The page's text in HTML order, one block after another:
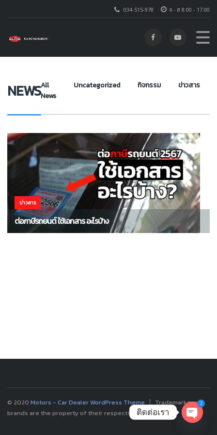
จ - ส 8.00 - 17.00
034-515-978
โตโยต้า ชัวร์ กาญจนบุรี
NEWSAll
News
Uncategorized กิจกรรม ข่าวสาร
ข่าวสาร
ต่อภาษีรถยนต์ ใช้เอกสาร อะไรบ้าง
© 2020 Motors - Car Dealer WordPress Theme
Trademarks and
brands are the property of their respective owners.
ติดต่อเรา
2